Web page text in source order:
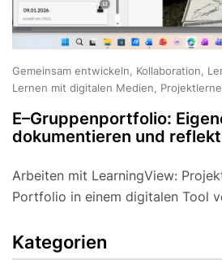
Gemeinsam entwickeln, Kollaboration,
Lernen mit digitalen Medien,
E–Gruppenportfolio:
dokumentieren und
Arbeiten mit LearningView:
Portfolio in einem digitalen Tool
Kategorien